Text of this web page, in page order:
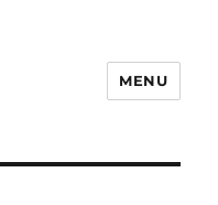
MENU